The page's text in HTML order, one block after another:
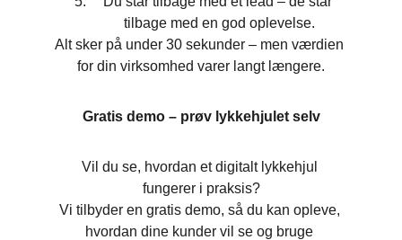
tilbage med en god oplevelse.
Alt sker på under 30 sekunder – men værdien
for din virksomhed varer langt længere.
Gratis demo – prøv lykkehjulet selv
Vil du se, hvordan et digitalt lykkehjul
fungerer i praksis?
Vi tilbyder en gratis demo, så du kan opleve,
hvordan dine kunder vil se og bruge